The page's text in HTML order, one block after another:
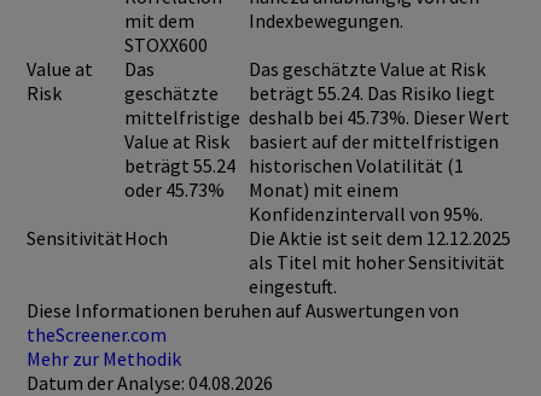
mit dem
STOXX600
Indexbewegungen.
Value at
Risk
Das
geschätzte
mittelfristige
Value at Risk
beträgt 55.24
oder 45.73%
Das geschätzte Value at Risk
beträgt 55.24. Das Risiko liegt
deshalb bei 45.73%. Dieser Wert
basiert auf der mittelfristigen
historischen Volatilität (1
Monat) mit einem
Konfidenzintervall von 95%.
SensitivitätHoch
Die Aktie ist seit dem 12.12.2025
als Titel mit hoher Sensitivität
eingestuft.
Diese Informationen beruhen auf Auswertungen von
theScreener.com
Mehr zur Methodik
Datum der Analyse: 04.08.2026